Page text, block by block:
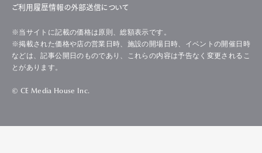
ご利用履歴情報の外部送信について
※当サイトに記載の価格は原則、総額表示です。
※掲載された価格や店の営業日時、施設の開場日時、イベントの開催日時
などは、記事公開日のものであり、これらの内容は予告なく変更されるこ
とがあります。
© CE Media House Inc.